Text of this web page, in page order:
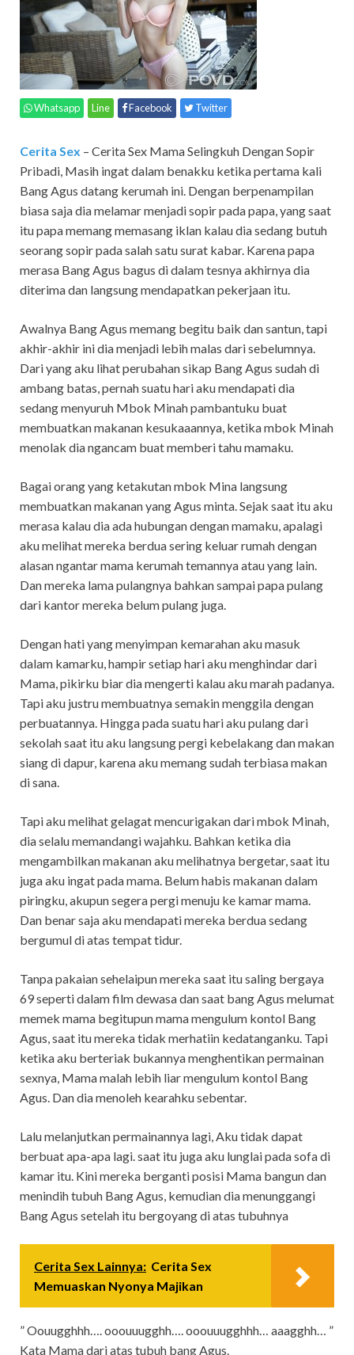
Whatsapp Line Facebook Twitter
Cerita Sex – Cerita Sex Mama Selingkuh Dengan Sopir
Pribadi, Masih ingat dalam benakku ketika pertama kali
Bang Agus datang kerumah ini. Dengan berpenampilan
biasa saja dia melamar menjadi sopir pada papa, yang saat
itu papa memang memasang iklan kalau dia sedang butuh
seorang sopir pada salah satu surat kabar. Karena papa
merasa Bang Agus bagus di dalam tesnya akhirnya dia
diterima dan langsung mendapatkan pekerjaan itu.
Awalnya Bang Agus memang begitu baik dan santun, tapi
akhir-akhir ini dia menjadi lebih malas dari sebelumnya.
Dari yang aku lihat perubahan sikap Bang Agus sudah di
ambang batas, pernah suatu hari aku mendapati dia
sedang menyuruh Mbok Minah pambantuku buat
membuatkan makanan kesukaaannya, ketika mbok Minah
menolak dia ngancam buat memberi tahu mamaku.
Bagai orang yang ketakutan mbok Mina langsung
membuatkan makanan yang Agus minta. Sejak saat itu aku
merasa kalau dia ada hubungan dengan mamaku, apalagi
aku melihat mereka berdua sering keluar rumah dengan
alasan ngantar mama kerumah temannya atau yang lain.
Dan mereka lama pulangnya bahkan sampai papa pulang
dari kantor mereka belum pulang juga.
Dengan hati yang menyimpan kemarahan aku masuk
dalam kamarku, hampir setiap hari aku menghindar dari
Mama, pikirku biar dia mengerti kalau aku marah padanya.
Tapi aku justru membuatnya semakin menggila dengan
perbuatannya. Hingga pada suatu hari aku pulang dari
sekolah saat itu aku langsung pergi kebelakang dan makan
siang di dapur, karena aku memang sudah terbiasa makan
di sana.
Tapi aku melihat gelagat mencurigakan dari mbok Minah,
dia selalu memandangi wajahku. Bahkan ketika dia
mengambilkan makanan aku melihatnya bergetar, saat itu
juga aku ingat pada mama. Belum habis makanan dalam
piringku, akupun segera pergi menuju ke kamar mama.
Dan benar saja aku mendapati mereka berdua sedang
bergumul di atas tempat tidur.
Tanpa pakaian sehelaipun mereka saat itu saling bergaya
69 seperti dalam film dewasa dan saat bang Agus melumat
memek mama begitupun mama mengulum kontol Bang
Agus, saat itu mereka tidak merhatiin kedatanganku. Tapi
ketika aku berteriak bukannya menghentikan permainan
sexnya, Mama malah lebih liar mengulum kontol Bang
Agus. Dan dia menoleh kearahku sebentar.
Lalu melanjutkan permainannya lagi, Aku tidak dapat
berbuat apa-apa lagi. saat itu juga aku lunglai pada sofa di
kamar itu. Kini mereka berganti posisi Mama bangun dan
menindih tubuh Bang Agus, kemudian dia menunggangi
Bang Agus setelah itu bergoyang di atas tubuhnya
Cerita Sex Lainnya: Cerita Sex
Memuaskan Nyonya Majikan
” Oouugghhh…. ooouuugghh…. ooouuugghhh… aaagghh… ”
Kata Mama dari atas tubuh bang Agus.